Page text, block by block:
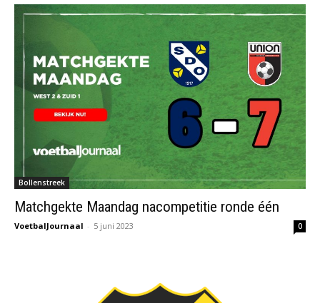
Bollenstreek
Matchgekte Maandag nacompetitie ronde één
VoetbalJournaal - 5 juni 2023 0